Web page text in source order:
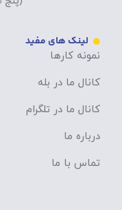
لینک های مفید
نمونه کارها
کانال ما در بله
کانال ما در تلگرام
درباره ما
تماس با ما